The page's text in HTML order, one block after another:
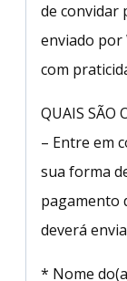
de convidar
enviado por
com
QUAIS SÃO
– Entre em
sua forma
pagamento
deverá
* Nome